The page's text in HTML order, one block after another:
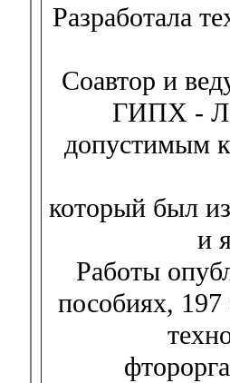
Разработала
Соавтор и
ГИПХ -
допустимым
который был
и
Работы
пособиях, 197